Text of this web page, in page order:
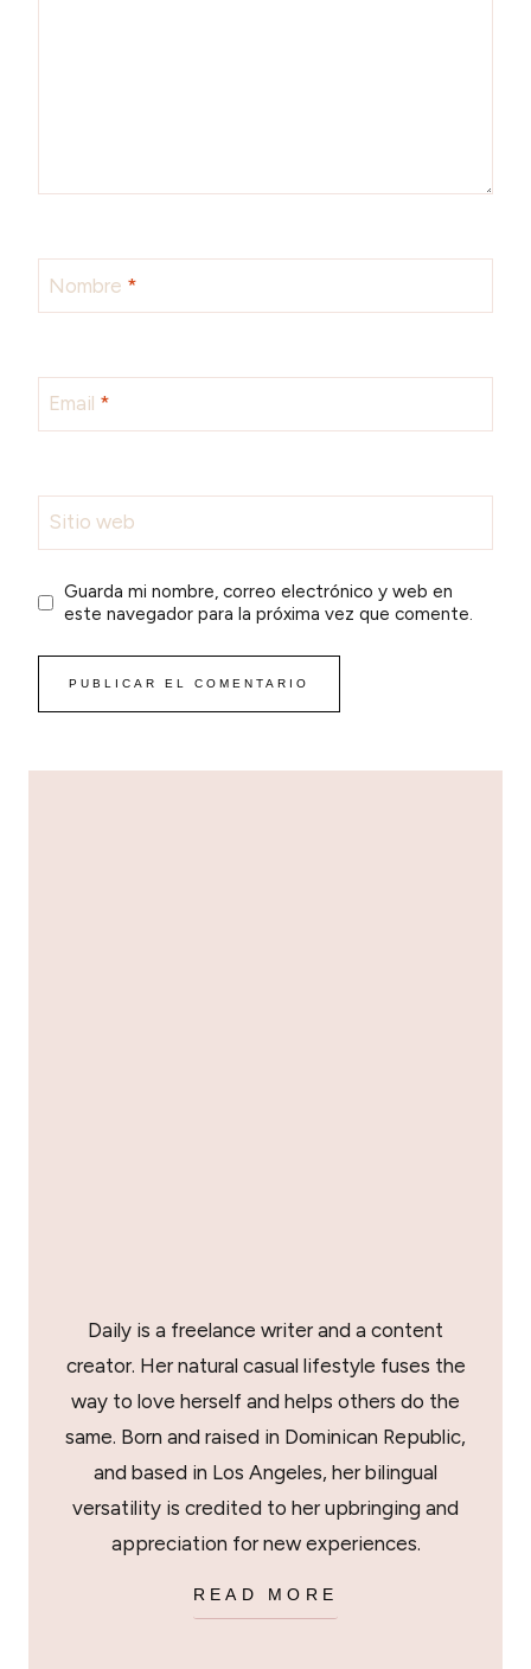
Nombre *
Email *
Sitio web
Guarda mi nombre, correo electrónico y web en
este navegador para la próxima vez que comente.
Daily is a freelance writer and a content
creator. Her natural casual lifestyle fuses the
way to love herself and helps others do the
same. Born and raised in Dominican Republic,
and based in Los Angeles, her bilingual
versatility is credited to her upbringing and
appreciation for new experiences.
READ MORE